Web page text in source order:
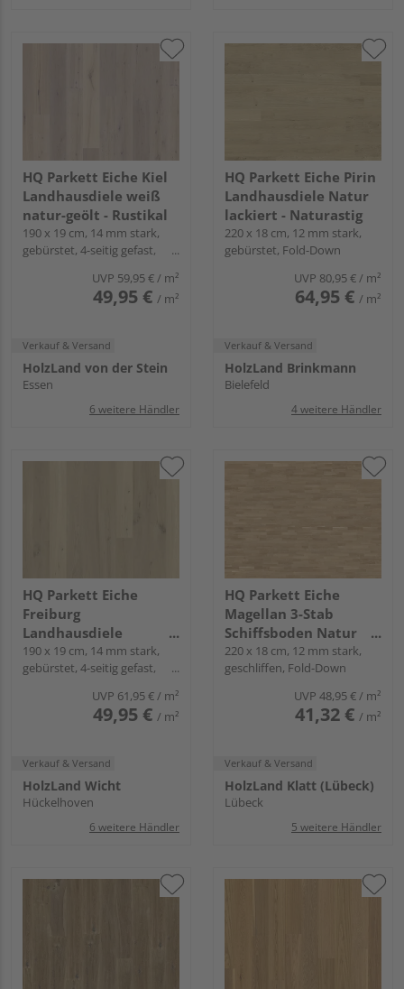
HQ Parkett Eiche Kiel
Landhausdiele weiß
natur-geölt - Rustikal
190 x 19 cm, 14 mm stark,
gebürstet, 4-seitig gefast,
UVP 59,95 €/ m²
49,95 € / m²
Verkauf & Versand
HolzLand von der Stein
Essen
6 weitere Händler
HQ Parkett Eiche Pirin
Landhausdiele Natur
lackiert - Naturastig
220 x 18 cm, 12 mm stark,
gebürstet, Fold-Down
UVP 80,95 €/ m²
64,95 € / m²
Verkauf & Versand
HolzLand Brinkmann
Bielefeld
4 weitere Händler
HQ Parkett Eiche
Freiburg
Landhausdiele
Roheffekt natur-geölt -
Rustikal
190 x 19 cm, 14 mm stark,
gebürstet, 4-seitig gefast,
UVP 61,95 €/ m²
49,95 € / m²
Verkauf & Versand
HolzLand Wicht
Hückelhoven
6 weitere Händler
HQ Parkett Eiche
Magellan 3-Stab
Schiffsboden Natur
lackiert - Schiffsboden
2.5
220 x 18 cm, 12 mm stark,
geschliffen, Fold-Down
UVP 48,95 €/ m²
41,32 € / m²
Verkauf & Versand
HolzLand Klatt (Lübeck)
Lübeck
5 weitere Händler